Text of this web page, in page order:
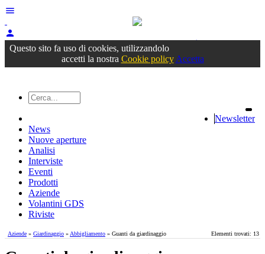
menu
person
Accedioppure registrati
Questo sito fa uso di cookies, utilizzandolo
accetti la nostra Cookie policy Accetta
Newsletter
News
Nuove aperture
Analisi
Interviste
Eventi
Prodotti
Aziende
Volantini GDS
Riviste
Elementi trovati: 13
Aziende » Giardinaggio » Abbigliamento » Guanti da giardinaggio